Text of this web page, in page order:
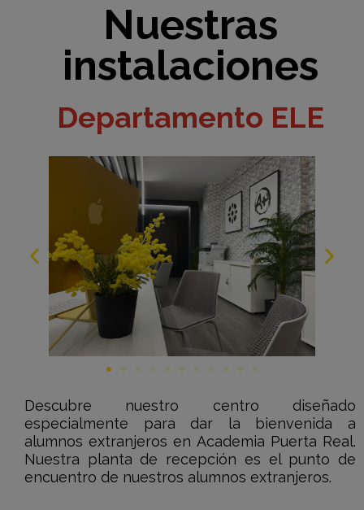
Nuestras
instalaciones
Departamento ELE
Descubre nuestro centro diseñado
especialmente para dar la bienvenida a
alumnos extranjeros en Academia Puerta Real.
Nuestra planta de recepción es el punto de
encuentro de nuestros alumnos extranjeros.